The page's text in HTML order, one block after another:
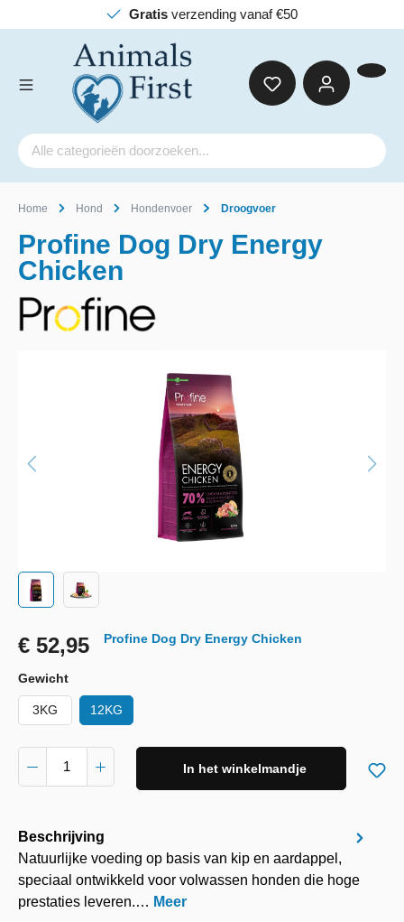
verzending vanaf €50
Home Hond Hondenvoer Droogvoer
Profine Dog Dry Energy
Chicken
€ 52,95 Profine Dog Dry Energy Chicken
Gewicht
3KG 12KG
In het winkelmandje
Beschrijving
Natuurlijke voeding op basis van kip en aardappel,
speciaal ontwikkeld voor volwassen honden die hoge
prestaties leveren.… Meer